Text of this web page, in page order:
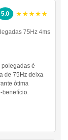
5.0 ★★★★★
75Hz 4ms
polegadas é
de 75Hz deixa
ótima
benefício.